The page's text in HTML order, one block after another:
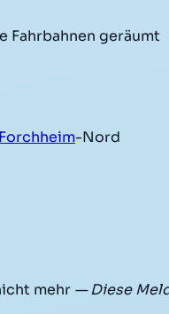
Fahrbahnen geräumt
Forchheim-Nord
mehr — Diese